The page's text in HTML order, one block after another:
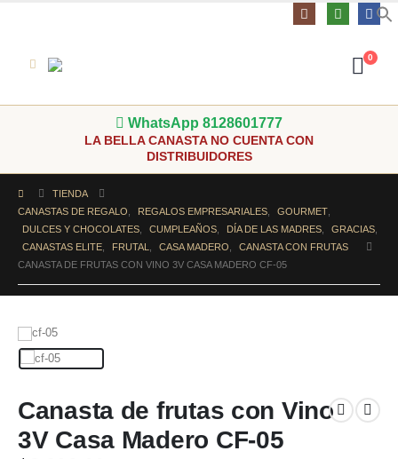
0
WhatsApp 8128601777
LA BELLA CANASTA NO CUENTA CON
DISTRIBUIDORES
TIENDA
CANASTAS DE REGALO
REGALOS EMPRESARIALES GOURMET
DULCES Y CHOCOLATES
CUMPLEAÑOS DÍA DE LAS MADRES GRACIAS
CANASTAS ELITE
FRUTAL CASA MADERO
CANASTA CON FRUTAS
CANASTA DE FRUTAS CON VINO 3V CASA MADERO CF-05
Canasta de frutas con Vino
3V Casa Madero CF-05